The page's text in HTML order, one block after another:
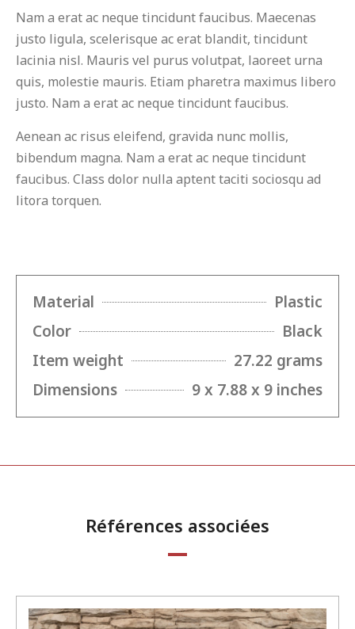
Nam a erat ac neque tincidunt faucibus. Maecenas
justo ligula, scelerisque ac erat blandit, tincidunt
lacinia nisl. Mauris vel purus volutpat, laoreet urna
quis, molestie mauris. Etiam pharetra maximus libero
justo. Nam a erat ac neque tincidunt faucibus.
Aenean ac risus eleifend, gravida nunc mollis,
bibendum magna. Nam a erat ac neque tincidunt
faucibus. Class dolor nulla aptent taciti sociosqu ad
litora torquen.
Material
Plastic
Color
Black
Item weight
27.22 grams
Dimensions
9 x 7.88 x 9 inches
Références associées